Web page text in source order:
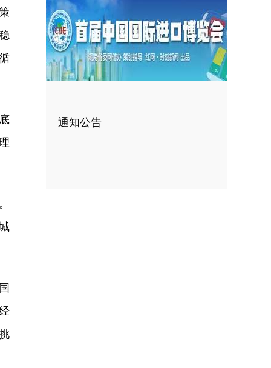
通知公告